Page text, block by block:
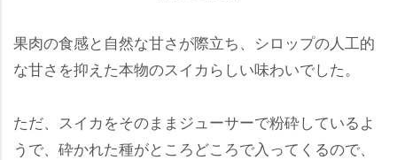
果肉の食感と自然な甘さが際立ち、シロップの人工的
な甘さを抑えた本物のスイカらしい味わいでした。
ただ、スイカをそのままジューサーで粉砕しているよ
うで、砕かれた種がところどころで入ってくるので、